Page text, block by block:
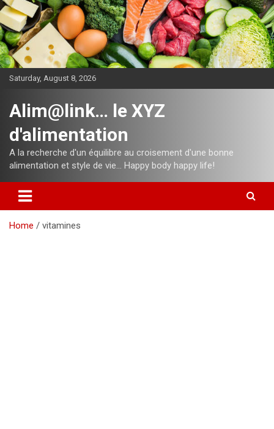
Skip
to
content
Saturday, August 8, 2026
Alim@link… le XYZ
d'alimentation
A la recherche d'un équilibre au croisement d'une bonne
alimentation et style de vie… Happy body happy life!
Home vitamines